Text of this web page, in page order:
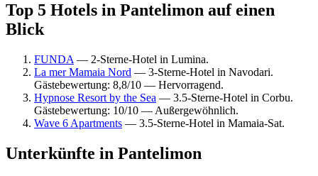
Top 5 Hotels in Pantelimon auf einen
Blick
FUNDA — 2-Sterne-Hotel in Lumina.
La mer Mamaia Nord — 3-Sterne-Hotel in Navodari.
Gästebewertung: 8,8/10 — Hervorragend.
Hypnose Resort by the Sea — 3.5-Sterne-Hotel in Corbu.
Gästebewertung: 10/10 — Außergewöhnlich.
Wave 6 Apartments — 3.5-Sterne-Hotel in Mamaia-Sat.
Unterkünfte in Pantelimon